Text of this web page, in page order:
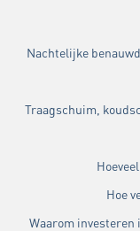
Nachtelijke
Traagschuim,
Hoe
Waarom investeren